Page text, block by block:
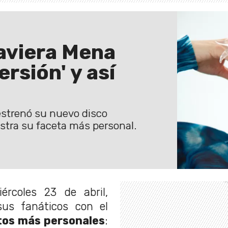
Mena
y así
su nuevo disco
su faceta más personal.
23 de abril,
fanáticos con el
más personales: